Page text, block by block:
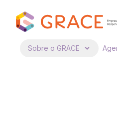
Sobre o GRACE